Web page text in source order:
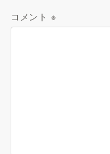
コメント ※